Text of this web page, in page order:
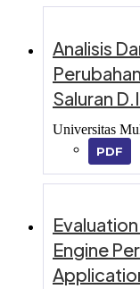
Analisis
Saluran
Universitas
PDF
Engine